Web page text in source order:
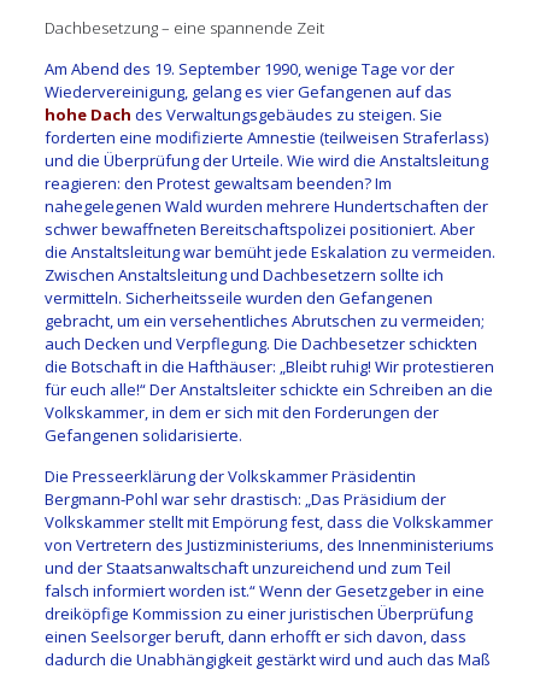
Dachbesetzung – eine spannende Zeit
Am Abend des 19. September 1990, wenige Tage vor der
Wiedervereinigung, gelang es vier Gefangenen auf das
hohe Dach des Verwaltungsgebäudes zu steigen. Sie
forderten eine modifizierte Amnestie (teilweisen Straferlass)
und die Überprüfung der Urteile. Wie wird die Anstaltsleitung
reagieren: den Protest gewaltsam beenden? Im
nahegelegenen Wald wurden mehrere Hundertschaften der
schwer bewaffneten Bereitschaftspolizei positioniert. Aber
die Anstaltsleitung war bemüht jede Eskalation zu vermeiden.
Zwischen Anstaltsleitung und Dachbesetzern sollte ich
vermitteln. Sicherheitsseile wurden den Gefangenen
gebracht, um ein versehentliches Abrutschen zu vermeiden;
auch Decken und Verpflegung. Die Dachbesetzer schickten
die Botschaft in die Hafthäuser: „Bleibt ruhig! Wir protestieren
für euch alle!“ Der Anstaltsleiter schickte ein Schreiben an die
Volkskammer, in dem er sich mit den Forderungen der
Gefangenen solidarisierte.
Die Presseerklärung der Volkskammer Präsidentin
Bergmann-Pohl war sehr drastisch: „Das Präsidium der
Volkskammer stellt mit Empörung fest, dass die Volkskammer
von Vertretern des Justizministeriums, des Innenministeriums
und der Staatsanwaltschaft unzureichend und zum Teil
falsch informiert worden ist.“ Wenn der Gesetzgeber in eine
dreiköpfige Kommission zu einer juristischen Überprüfung
einen Seelsorger beruft, dann erhofft er sich davon, dass
dadurch die Unabhängigkeit gestärkt wird und auch das Maß